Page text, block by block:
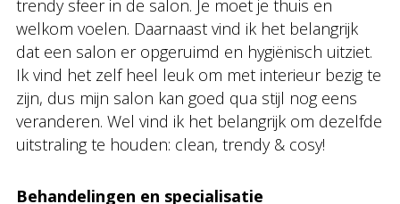
trendy sfeer in de salon. Je moet je thuis en
welkom voelen. Daarnaast vind ik het belangrijk
dat een salon er opgeruimd en hygiënisch uitziet.
Ik vind het zelf heel leuk om met interieur bezig te
zijn, dus mijn salon kan goed qua stijl nog eens
veranderen. Wel vind ik het belangrijk om dezelfde
uitstraling te houden: clean, trendy & cosy!
Behandelingen en specialisatie